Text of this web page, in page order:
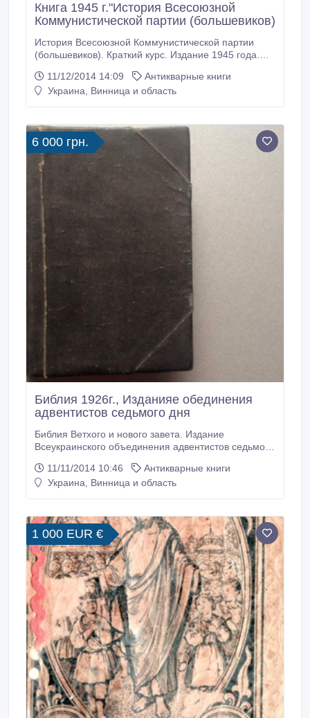
Книга 1945 г."История Всесоюзной
Коммунистической партии (большевиков)
История Всесоюзной Коммунистической партии
(большевиков). Краткий курс. Издание 1945 года.
литературы. Издательский переплет. Состояние
книги - очень хорошое. Краткий курс под редакцией
партии.
11/12/2014 14:09
Антикварные книги
Украина, Винница и область
6 000 грн.
Библия 1926г., Изданияе обединения
адвентистов седьмого дня
Библия Ветхого и нового завета. Издание
Всеукраинского объединения адвентистов седьмого
- 5 000 екз. Одна с немногих уцелевших
религиозных книг адвентистов седьмого дня после
11/11/2014 10:46
Антикварные книги
Украина, Винница и область
1 000 EUR €